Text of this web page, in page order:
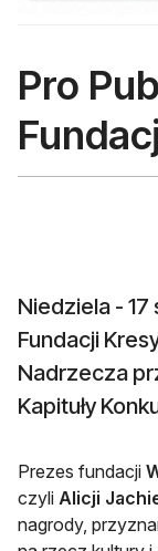
Pro
Niedziela - 17
Fundacji
Nadrzecza
Kapituły
Prezes fundacji
czyli Alicji
nagrody,